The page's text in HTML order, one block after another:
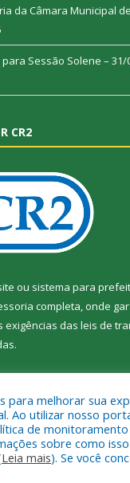
da Câmara Municipal
Sessão Solene – 31/
CR2
ou sistema para
completa, onde
exigências das leis de
a Câmara
para melhorar sua
Ao utilizar nosso
de monitoramento
sobre como
Leia mais). Se você